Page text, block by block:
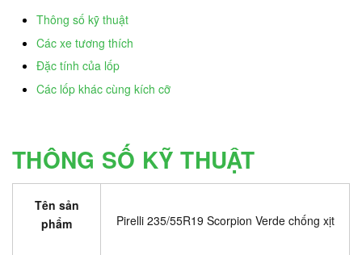
Thông số kỹ thuật
Các xe tương thích
Đặc tính của lốp
Các lốp khác cùng kích cỡ
THÔNG SỐ KỸ THUẬT
Tên sản
phẩm
Pirelli 235/55R19 Scorpion Verde chống xịt